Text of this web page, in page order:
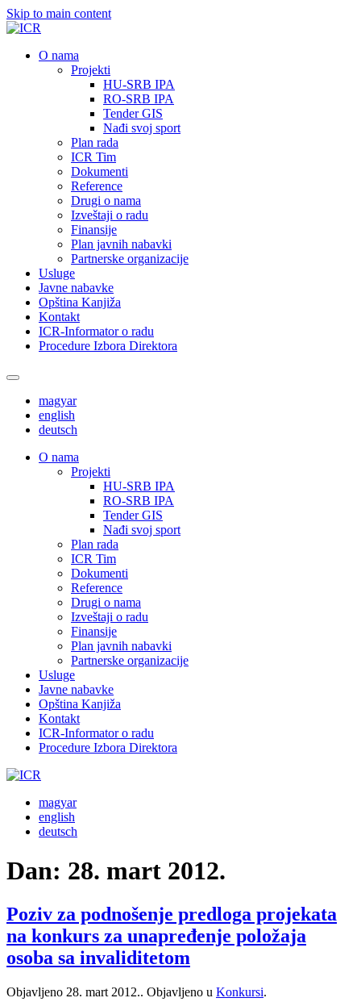
Skip to main content
О nama
Projekti
HU-SRB IPA
RO-SRB IPA
Tender GIS
Nađi svoj sport
Plan rada
ICR Tim
Dokumenti
Reference
Drugi o nama
Izveštaji o radu
Finansije
Plan javnih nabavki
Partnerske organizacije
Usluge
Javne nabavke
Opština Kanjiža
Kontakt
ICR-Informator o radu
Procedure Izbora Direktora
magyar
english
deutsch
О nama
Projekti
HU-SRB IPA
RO-SRB IPA
Tender GIS
Nađi svoj sport
Plan rada
ICR Tim
Dokumenti
Reference
Drugi o nama
Izveštaji o radu
Finansije
Plan javnih nabavki
Partnerske organizacije
Usluge
Javne nabavke
Opština Kanjiža
Kontakt
ICR-Informator o radu
Procedure Izbora Direktora
magyar
english
deutsch
Dan: 28. mart 2012.
Poziv za podnošenje predloga projekata
na konkurs za unapređenje položaja
osoba sa invaliditetom
Objavljeno 28. mart 2012.. Objavljeno u Konkursi.